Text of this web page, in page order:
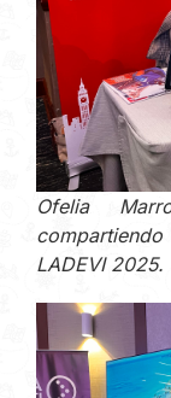
Ofelia
LADEVI 2025.